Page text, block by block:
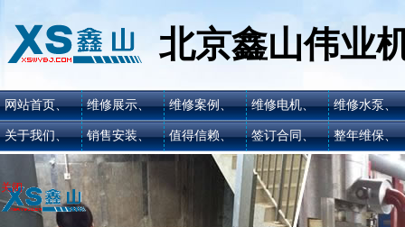
北京鑫山伟业
网站首页、
关于我们、
维修展示、
销售安装、
维修案例、
值得信赖、
维修电机、
签订合同、
维修水泵、
整年维保、
关闭